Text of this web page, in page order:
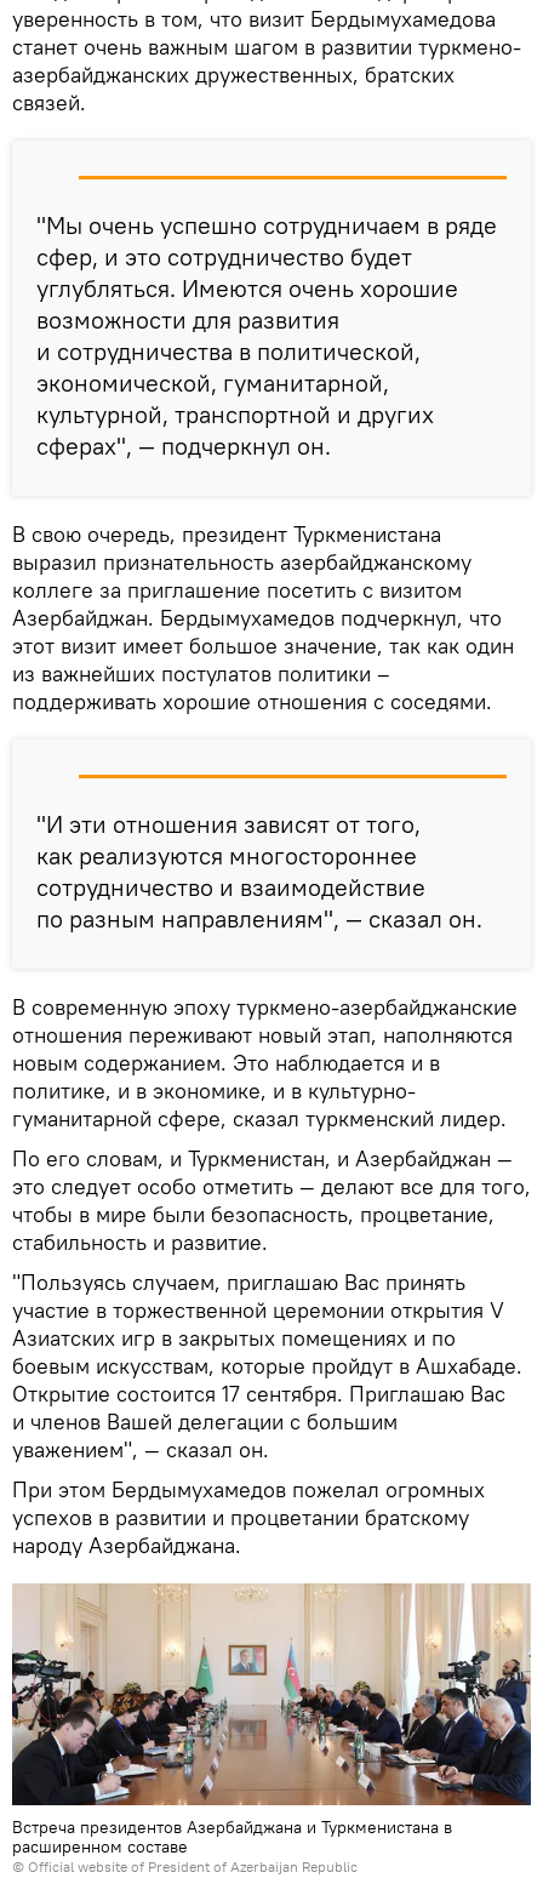
уверенность в том, что визит Бердымухамедова
станет очень важным шагом в развитии туркмено-
азербайджанских дружественных, братских
связей.
"Мы очень успешно сотрудничаем в ряде
сфер, и это сотрудничество будет
углубляться. Имеются очень хорошие
возможности для развития
и сотрудничества в политической,
экономической, гуманитарной,
культурной, транспортной и других
сферах", — подчеркнул он.
В свою очередь, президент Туркменистана
выразил признательность азербайджанскому
коллеге за приглашение посетить с визитом
Азербайджан. Бердымухамедов подчеркнул, что
этот визит имеет большое значение, так как один
из важнейших постулатов политики –
поддерживать хорошие отношения с соседями.
"И эти отношения зависят от того,
как реализуются многостороннее
сотрудничество и взаимодействие
по разным направлениям", — сказал он.
В современную эпоху туркмено-азербайджанские
отношения переживают новый этап, наполняются
новым содержанием. Это наблюдается и в
политике, и в экономике, и в культурно-
гуманитарной сфере, сказал туркменский лидер.
По его словам, и Туркменистан, и Азербайджан —
это следует особо отметить — делают все для того,
чтобы в мире были безопасность, процветание,
стабильность и развитие.
"Пользуясь случаем, приглашаю Вас принять
участие в торжественной церемонии открытия V
Азиатских игр в закрытых помещениях и по
боевым искусствам, которые пройдут в Ашхабаде.
Открытие состоится 17 сентября. Приглашаю Вас
и членов Вашей делегации с большим
уважением", — сказал он.
При этом Бердымухамедов пожелал огромных
успехов в развитии и процветании братскому
народу Азербайджана.
Встреча президентов Азербайджана и Туркменистана в
расширенном составе
© Official website of President of Azerbaijan Republic